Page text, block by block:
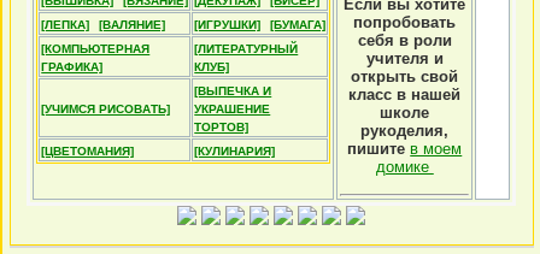
[ЛЕПКА]
[ВАЛЯНИЕ] [ИГРУШКИ]
[БУМАГА]
[КОМПЬЮТЕРНАЯ
ГРАФИКА]
[ЛИТЕРАТУРНЫЙ
КЛУБ]
[УЧИМСЯ РИСОВАТЬ]
[ВЫПЕЧКА И
УКРАШЕНИЕ
ТОРТОВ]
[ЦВЕТОМАНИЯ]
[КУЛИНАРИЯ]
Если вы хотите
попробовать
себя в роли
учителя и
открыть свой
класс в нашей
школе
рукоделия,
пишите в моем
домике